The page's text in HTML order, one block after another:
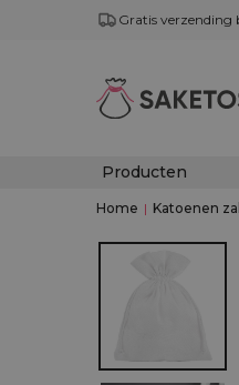
Gratis verzending
Producten
Home | Katoenen